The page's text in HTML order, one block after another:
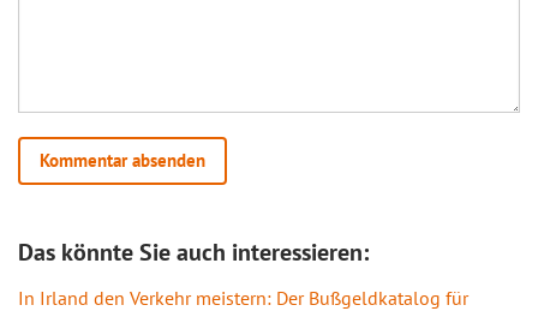
Das könnte Sie auch interessieren:
In Irland den Verkehr meistern: Der Bußgeldkatalog für